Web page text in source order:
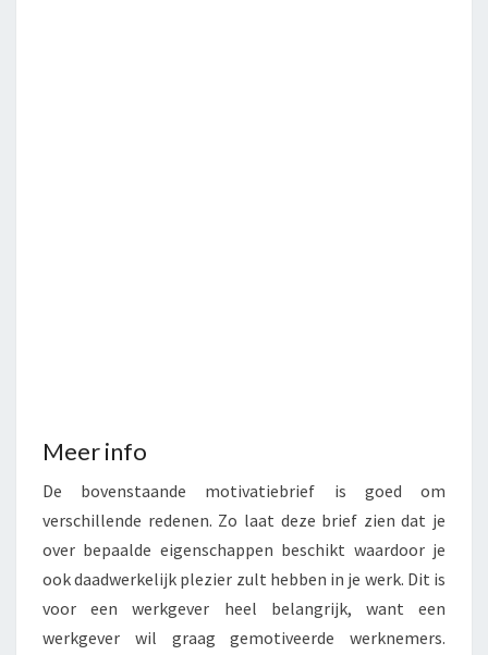
Meer info
De bovenstaande motivatiebrief is goed om
verschillende redenen. Zo laat deze brief zien dat je
over bepaalde eigenschappen beschikt waardoor je
ook daadwerkelijk plezier zult hebben in je werk. Dit is
voor een werkgever heel belangrijk, want een
werkgever wil graag gemotiveerde werknemers.